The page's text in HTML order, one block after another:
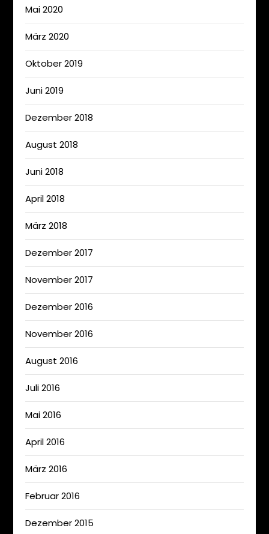
Mai 2020
März 2020
Oktober 2019
Juni 2019
Dezember 2018
August 2018
Juni 2018
April 2018
März 2018
Dezember 2017
November 2017
Dezember 2016
November 2016
August 2016
Juli 2016
Mai 2016
April 2016
März 2016
Februar 2016
Dezember 2015